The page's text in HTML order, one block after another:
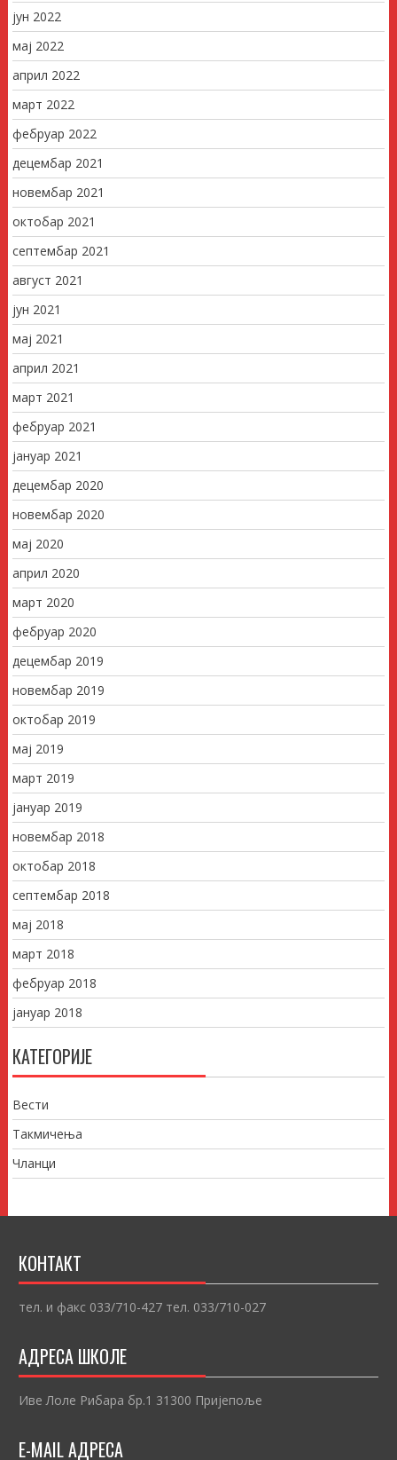
јун 2022
мај 2022
април 2022
март 2022
фебруар 2022
децембар 2021
новембар 2021
октобар 2021
септембар 2021
август 2021
јун 2021
мај 2021
април 2021
март 2021
фебруар 2021
јануар 2021
децембар 2020
новембар 2020
мај 2020
април 2020
март 2020
фебруар 2020
децембар 2019
новембар 2019
октобар 2019
мај 2019
март 2019
јануар 2019
новембар 2018
октобар 2018
септембар 2018
мај 2018
март 2018
фебруар 2018
јануар 2018
КАТЕГОРИЈЕ
Вести
Такмичења
Чланци
КОНТАКТ
тел. и факс 033/710-427 тел. 033/710-027
АДРЕСА ШКОЛЕ
Иве Лоле Рибара бр.1 31300 Пријепоље
E-MAIL АДРЕСА